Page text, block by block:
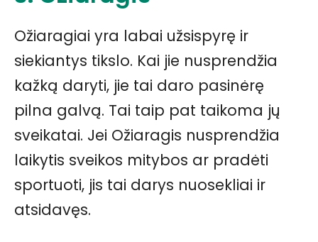
Ožiaragiai yra labai užsispyrę ir
siekiantys tikslo. Kai jie nusprendžia
kažką daryti, jie tai daro pasinėrę
pilna galvą. Tai taip pat taikoma jų
sveikatai. Jei Ožiaragis nusprendžia
laikytis sveikos mitybos ar pradėti
sportuoti, jis tai darys nuosekliai ir
atsidavęs.